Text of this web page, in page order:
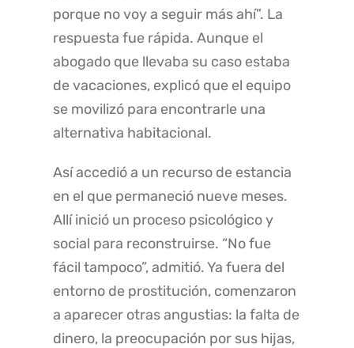
porque no voy a seguir más ahí”. La
respuesta fue rápida. Aunque el
abogado que llevaba su caso estaba
de vacaciones, explicó que el equipo
se movilizó para encontrarle una
alternativa habitacional.
Así accedió a un recurso de estancia
en el que permaneció nueve meses.
Allí inició un proceso psicológico y
social para reconstruirse. “No fue
fácil tampoco”, admitió. Ya fuera del
entorno de prostitución, comenzaron
a aparecer otras angustias: la falta de
dinero, la preocupación por sus hijas,